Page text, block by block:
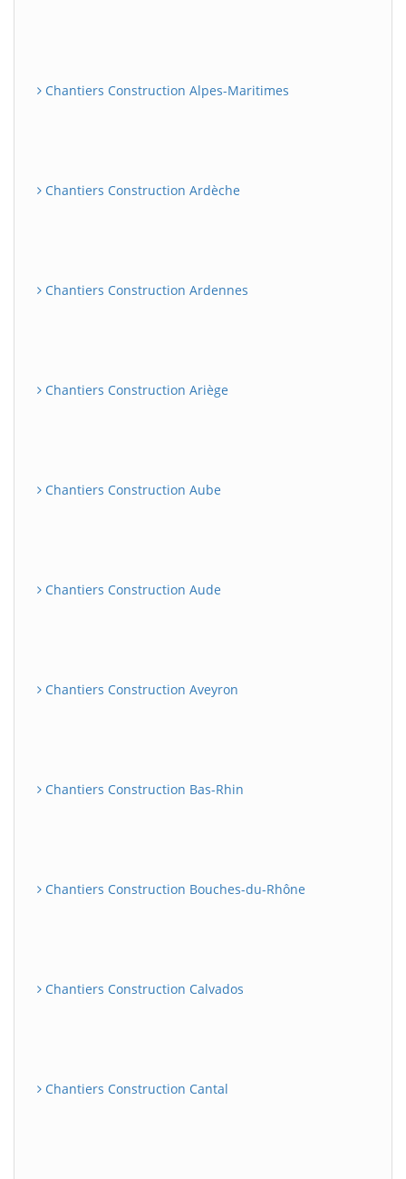
Chantiers Construction Alpes-Maritimes
Chantiers Construction Ardèche
Chantiers Construction Ardennes
Chantiers Construction Ariège
Chantiers Construction Aube
Chantiers Construction Aude
Chantiers Construction Aveyron
Chantiers Construction Bas-Rhin
Chantiers Construction Bouches-du-Rhône
Chantiers Construction Calvados
Chantiers Construction Cantal